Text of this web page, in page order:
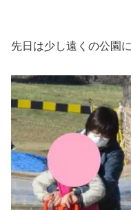
先日は少し遠くの公園